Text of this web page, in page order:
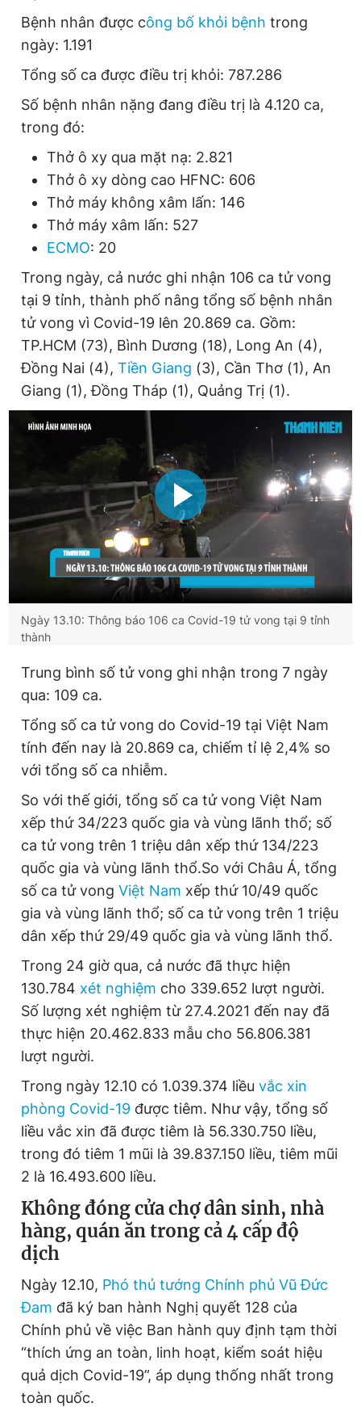
Bệnh nhân được công bố khỏi bệnh trong
ngày: 1.191
Tổng số ca được điều trị khỏi: 787.286
Số bệnh nhân nặng đang điều trị là 4.120 ca,
trong đó:
Thở ô xy qua mặt nạ: 2.821
Thở ô xy dòng cao HFNC: 606
Thở máy không xâm lấn: 146
Thở máy xâm lấn: 527
ECMO: 20
Trong ngày, cả nước ghi nhận 106 ca tử vong
tại 9 tỉnh, thành phố nâng tổng số bệnh nhân
tử vong vì Covid-19 lên 20.869 ca. Gồm:
TP.HCM (73), Bình Dương (18), Long An (4),
Đồng Nai (4), Tiền Giang (3), Cần Thơ (1), An
Giang (1), Đồng Tháp (1), Quảng Trị (1).
Ngày 13.10: Thông báo 106 ca Covid-19 tử vong tại 9 tỉnh
thành
Trung bình số tử vong ghi nhận trong 7 ngày
qua: 109 ca.
Tổng số ca tử vong do Covid-19 tại Việt Nam
tính đến nay là 20.869 ca, chiếm tỉ lệ 2,4% so
với tổng số ca nhiễm.
So với thế giới, tổng số ca tử vong Việt Nam
xếp thứ 34/223 quốc gia và vùng lãnh thổ; số
ca tử vong trên 1 triệu dân xếp thứ 134/223
quốc gia và vùng lãnh thổ.So với Châu Á, tổng
số ca tử vong Việt Nam xếp thứ 10/49 quốc
gia và vùng lãnh thổ; số ca tử vong trên 1 triệu
dân xếp thứ 29/49 quốc gia và vùng lãnh thổ.
Trong 24 giờ qua, cả nước đã thực hiện
130.784 xét nghiệm cho 339.652 lượt người.
Số lượng xét nghiệm từ 27.4.2021 đến nay đã
thực hiện 20.462.833 mẫu cho 56.806.381
lượt người.
Trong ngày 12.10 có 1.039.374 liều vắc xin
phòng Covid-19 được tiêm. Như vậy, tổng số
liều vắc xin đã được tiêm là 56.330.750 liều,
trong đó tiêm 1 mũi là 39.837.150 liều, tiêm mũi
2 là 16.493.600 liều.
Không đóng cửa chợ dân sinh, nhà
hàng, quán ăn trong cả 4 cấp độ
dịch
Ngày 12.10, Phó thủ tướng Chính phủ Vũ Đức
Đam đã ký ban hành Nghị quyết 128 của
Chính phủ về việc Ban hành quy định tạm thời
“thích ứng an toàn, linh hoạt, kiểm soát hiệu
quả dịch Covid-19”, áp dụng thống nhất trong
toàn quốc.